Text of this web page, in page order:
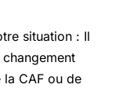
situation : Il
CAF ou de